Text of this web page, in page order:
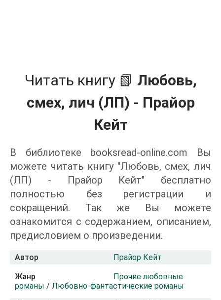
Читать книгу 📗 Любовь,
смех, лич (ЛП) - Прайор
Кейт
В библиотеке booksread-online.com Вы
можете читать книгу "Любовь, смех, лич
(ЛП) - Прайор Кейт" бесплатно
полностью без регистрации и
сокращений. Так же Вы можете
ознакомится с содержанием, описанием,
предисловием о произведении.
Автор Прайор Кейт
Жанр
Прочие любовные
романы / Любовно-фантастические романы